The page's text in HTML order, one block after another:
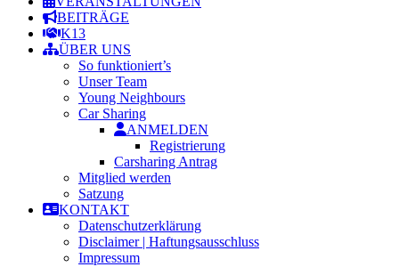
BEITRÄGE
K13
ÜBER UNS
So funktioniert’s
Unser Team
Young Neighbours
Car Sharing
ANMELDEN
Registrierung
Carsharing Antrag
Mitglied werden
Satzung
KONTAKT
Datenschutzerklärung
Disclaimer | Haftungsausschluss
Impressum